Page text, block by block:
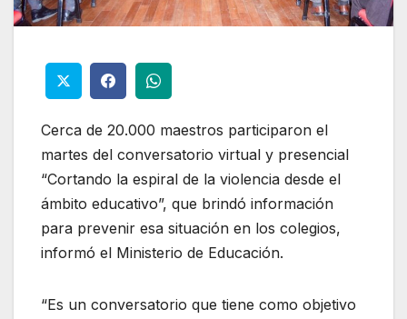
Cerca de 20.000 maestros participaron el
martes del conversatorio virtual y presencial
“Cortando la espiral de la violencia desde el
ámbito educativo”, que brindó información
para prevenir esa situación en los colegios,
informó el Ministerio de Educación.
“Es un conversatorio que tiene como objetivo